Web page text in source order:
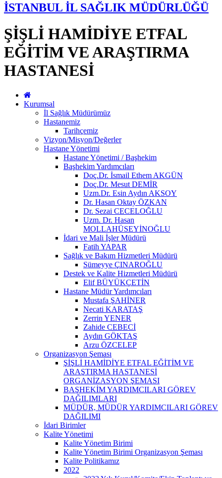
İSTANBUL İL SAĞLIK MÜDÜRLÜĞÜ
ŞİŞLİ HAMİDİYE ETFAL
EĞİTİM VE ARAŞTIRMA
HASTANESİ
Kurumsal
İl Sağlık Müdürümüz
Hastanemiz
Tarihçemiz
Vizyon/Misyon/Değerler
Hastane Yönetimi
Hastane Yönetimi / Başhekim
Başhekim Yardımcıları
Doç.Dr. İsmail Ethem AKGÜN
Doç.Dr. Mesut DEMİR
Uzm.Dr. Esin Aydın AKSOY
Dr. Hasan Oktay ÖZKAN
Dr. Sezai CECELOĞLU
Uzm. Dr. Hasan
MOLLAHÜSEYİNOĞLU
İdari ve Mali İşler Müdürü
Fatih YAPAR
Sağlık ve Bakım Hizmetleri Müdürü
Sümeyye ÇINAROĞLU
Destek ve Kalite Hizmetleri Müdürü
Elif BÜYÜKÇETİN
Hastane Müdür Yardımcıları
Mustafa ŞAHİNER
Necati KARATAŞ
Zerrin YENER
Zahide CEBECİ
Aydın GÖKTAŞ
Arzu ÖZCELEP
Organizasyon Şeması
ŞİŞLİ HAMİDİYE ETFAL EĞİTİM VE
ARAŞTIRMA HASTANESİ
ORGANİZASYON ŞEMASI
BAŞHEKİM YARDIMCILARI GÖREV
DAĞILIMLARI
MÜDÜR, MÜDÜR YARDIMCILARI GÖREV
DAĞILIMI
İdari Birimler
Kalite Yönetimi
Kalite Yönetim Birimi
Kalite Yönetim Birimi Organizasyon Şeması
Kalite Politikamız
2022